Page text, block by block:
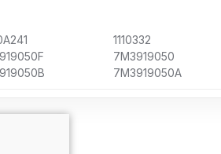
1110332
7M3919050
7M3919050A